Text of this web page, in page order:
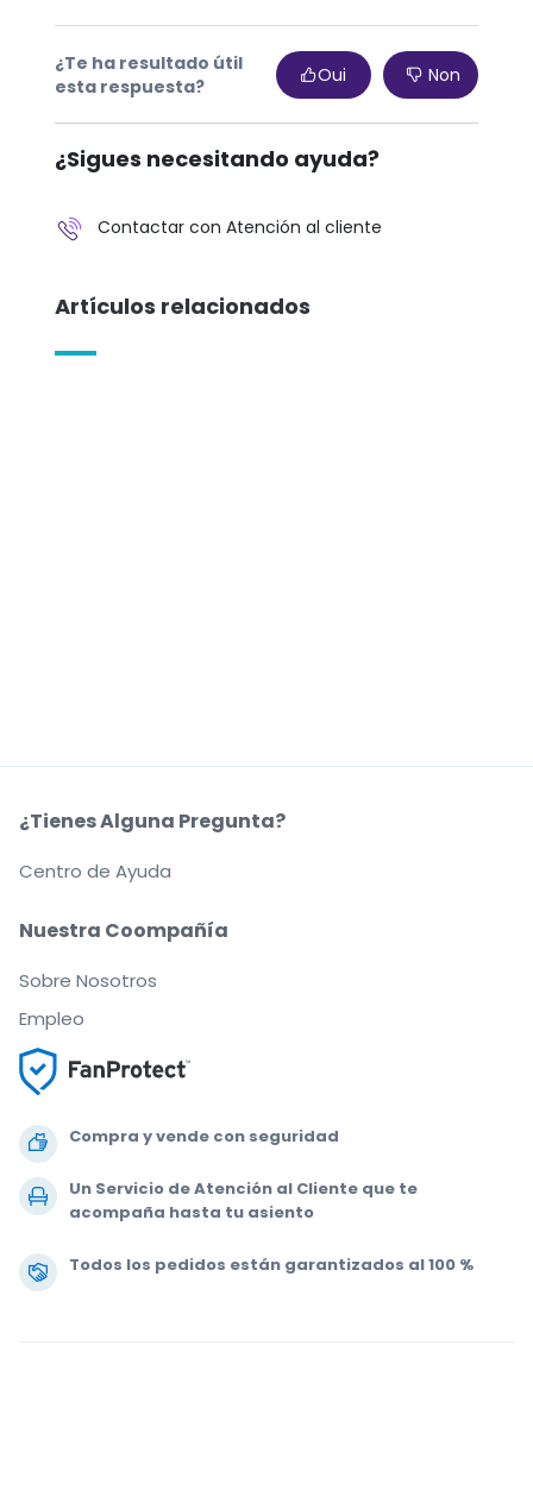
¿Te ha resultado útil
esta respuesta?
Oui Non
¿Sigues necesitando ayuda?
Contactar con Atención al cliente
Artículos relacionados
Compra y vende con seguridad
Un Servicio de Atención al Cliente que te
acompaña hasta tu asiento
Todos los pedidos están garantizados al 100 %
Nuestra Coompañía
Sobre Nosotros
Empleo
¿Tienes Alguna Pregunta?
Centro de Ayuda